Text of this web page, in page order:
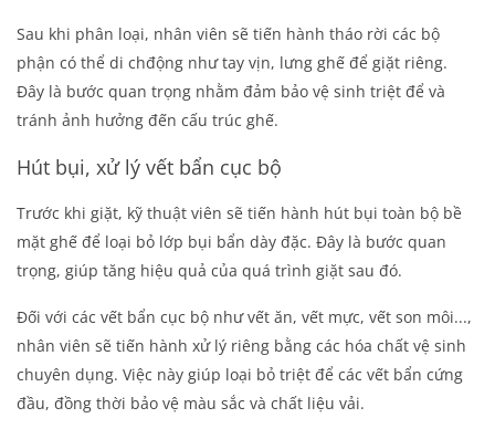
Sau khi phân loại, nhân viên sẽ tiến hành tháo rời các bộ
phận có thể di chđộng như tay vịn, lưng ghế để giặt riêng.
Đây là bước quan trọng nhằm đảm bảo vệ sinh triệt để và
tránh ảnh hưởng đến cấu trúc ghế.
Hút bụi, xử lý vết bẩn cục bộ
Trước khi giặt, kỹ thuật viên sẽ tiến hành hút bụi toàn bộ bề
mặt ghế để loại bỏ lớp bụi bẩn dày đặc. Đây là bước quan
trọng, giúp tăng hiệu quả của quá trình giặt sau đó.
Đối với các vết bẩn cục bộ như vết ăn, vết mực, vết son môi...,
nhân viên sẽ tiến hành xử lý riêng bằng các hóa chất vệ sinh
chuyên dụng. Việc này giúp loại bỏ triệt để các vết bẩn cứng
đầu, đồng thời bảo vệ màu sắc và chất liệu vải.